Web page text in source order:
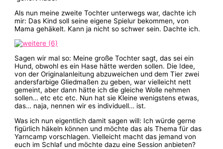
Als nun meine zweite Tochter unterwegs war, dachte ich
mir: Das Kind soll seine eigene Spielur bekommen, von
Mama gehäkelt. Kann ja nicht so schwer sein. Dachte ich.
Sagen wir mal so: Meine große Tochter sagt, das sei ein
Hund, obwohl es ein Hase hätte werden sollen. Die Idee,
von der Originalanleitung abzuweichen und dem Tier zwei
andersfarbige Gliedmaßen zu geben, war vielleicht nett
gemeint, aber dann hätte ich die gleiche Wolle nehmen
sollen… etc etc etc. Nun hat sie Kleine wenigstens etwas,
das… naja, nennen wir es individuell… ist.
Was ich nun eigentlich damit sagen will: Ich würde gerne
figürlich häkeln können und möchte das als Thema für das
Yarncamp vorschlagen. Vielleicht macht das jemand von
euch im Schlaf und möchte dazu eine Session anbieten?